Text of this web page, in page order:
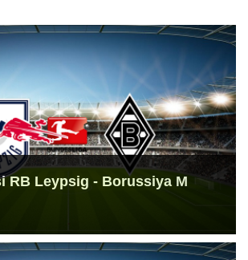
RB Leypsig - Borussiya M